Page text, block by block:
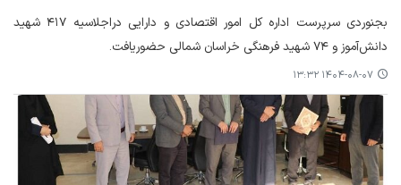
بجنوردی سرپرست اداره کل امور اقتصادی و دارایی دراجلاسیه ۴۱۷ شهید
دانش‌آموز و ۷۴ شهید فرهنگی خراسان‌ شمالی حضوریافت.
۱۴۰۴-۰۸-۰۷ ۱۳:۳۲